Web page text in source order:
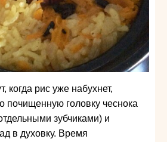
когда рис уже набухнет,
почищенную головку чеснока
зубчиками) и
в духовку. Время